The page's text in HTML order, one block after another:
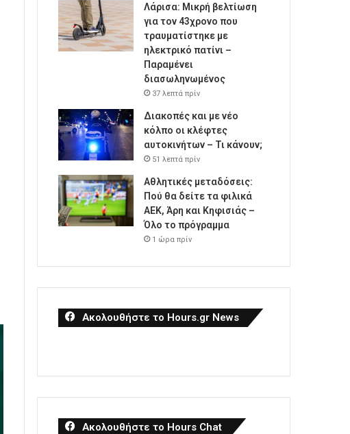
Λάρισα: Μικρή βελτίωση
για τον 43χρονο που
τραυματίστηκε με
ηλεκτρικό πατίνι –
Παραμένει
διασωληνωμένος
37 λεπτά πρίν
Διακοπές και με νέο
κόλπο οι κλέφτες
αυτοκινήτων – Τι κάνουν;
51 λεπτά πρίν
Αθλητικές μεταδόσεις:
Πού θα δείτε τα φιλικά
ΑΕΚ, Άρη και Κηφισιάς –
Όλο το πρόγραμμα
1 ώρα πρίν
Ακολουθήστε το Hours.gr News
Ακολουθήστε το Hours Chat